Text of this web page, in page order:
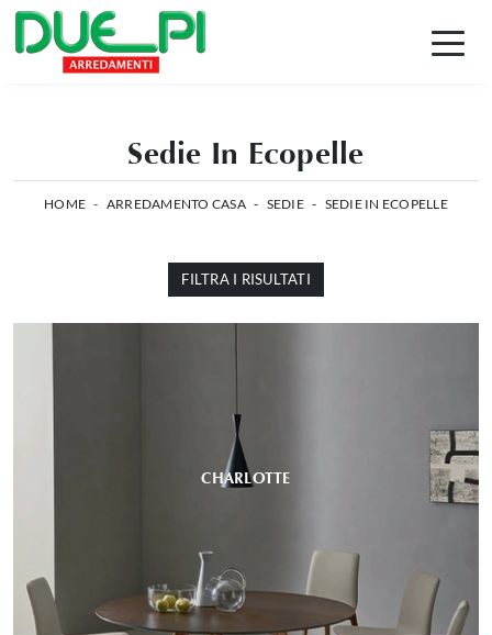
Sedie In Ecopelle
HOME - ARREDAMENTO CASA - SEDIE - SEDIE IN ECOPELLE
FILTRA I RISULTATI
CHARLOTTE